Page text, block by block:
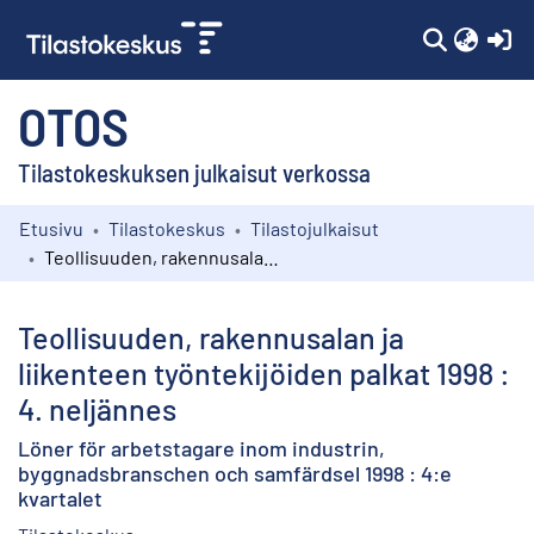
OTOS
Tilastokeskuksen julkaisut verkossa
Kokoelmat
Etusivu Tilastokeskus
Tilastojulkaisut
Teollisuuden, rakennusalan ja
liikenteen työntekijöiden palkat 1998 :
4. neljännes
Löner för arbetstagare inom industrin,
byggnadsbranschen och samfärdsel 1998 : 4:e
kvartalet